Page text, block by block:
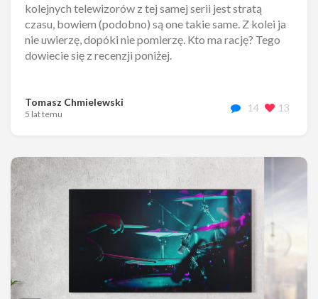
kolejnych telewizorów z tej samej serii jest stratą
czasu, bowiem (podobno) są one takie same. Z kolei ja
nie uwierzę, dopóki nie pomierzę. Kto ma rację? Tego
dowiecie się z recenzji poniżej.
Tomasz Chmielewski
5 lat temu
14 13